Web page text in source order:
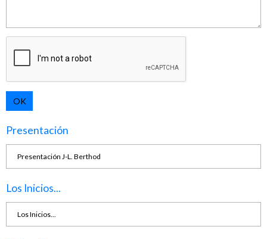
OK
Presentación
Presentación J-L. Berthod
Los Inicios...
Los Inicios...